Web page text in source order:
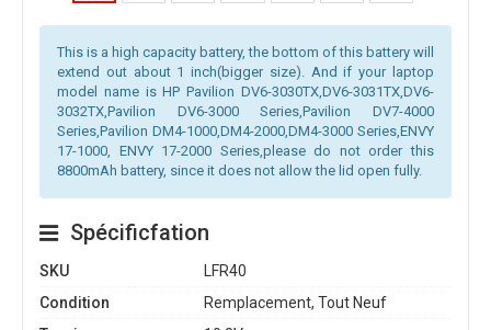
This is a high capacity battery, the bottom of this battery will
extend out about 1 inch(bigger size). And if your laptop
model name is HP Pavilion DV6-3030TX,DV6-3031TX,DV6-
3032TX,Pavilion DV6-3000 Series,Pavilion DV7-4000
Series,Pavilion DM4-1000,DM4-2000,DM4-3000 Series,ENVY
17-1000, ENVY 17-2000 Series,please do not order this
8800mAh battery, since it does not allow the lid open fully.
Spécificfation
SKU
LFR40
Condition
Remplacement, Tout Neuf